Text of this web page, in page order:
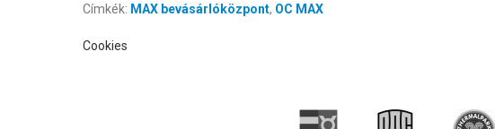
Címkék: MAX bevásárlóközpont, OC MAX
Cookies